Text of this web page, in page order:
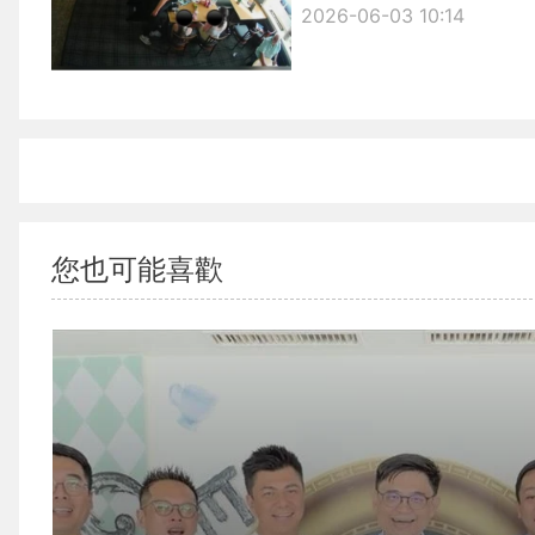
2026-06-03 10:14
您也可能喜歡